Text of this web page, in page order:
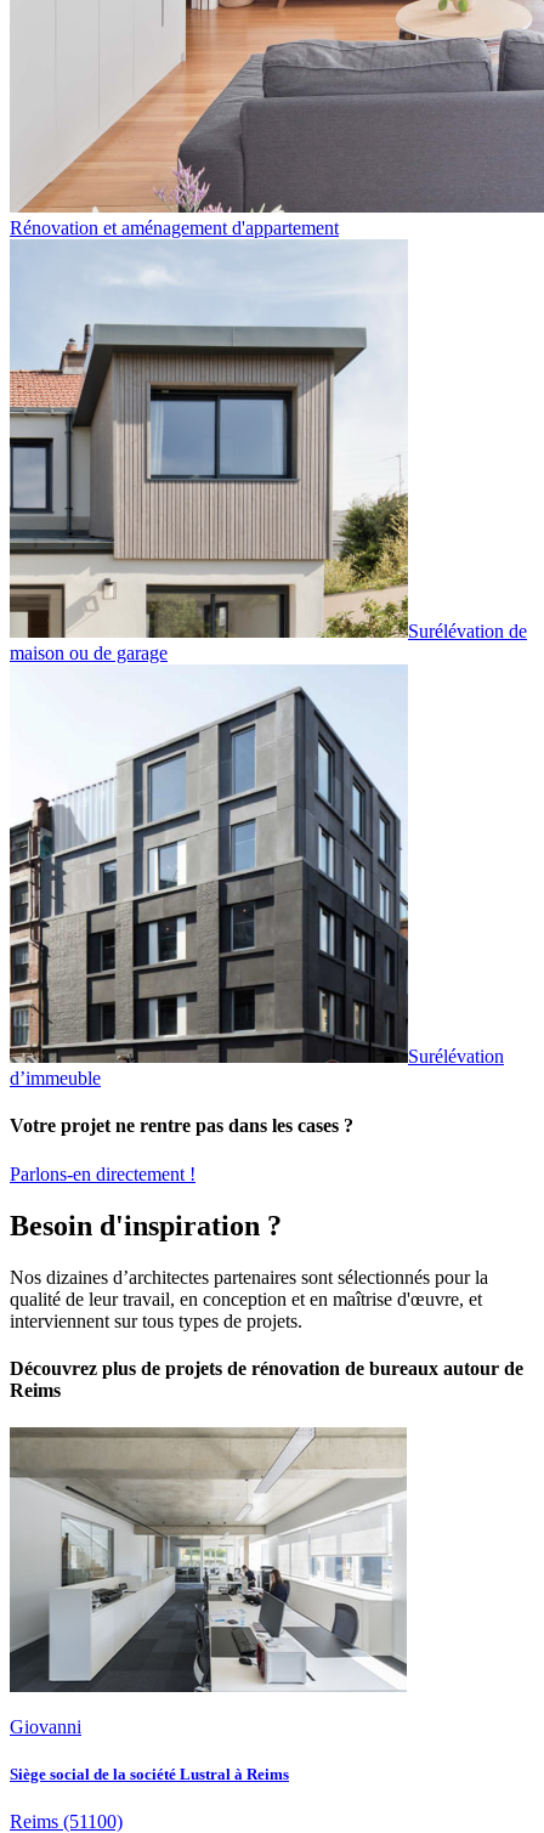
Rénovation et aménagement d'appartement
Surélévation de
maison ou de garage
Surélévation
d’immeuble
Votre projet ne rentre pas dans les cases ?
Parlons-en directement !
Besoin d'inspiration ?
Nos dizaines d’architectes partenaires sont sélectionnés pour la
qualité de leur travail, en conception et en maîtrise d'œuvre, et
interviennent sur tous types de projets.
Découvrez plus de projets de rénovation de bureaux autour de
Reims
Giovanni
Siège social de la société Lustral à Reims
Reims (51100)